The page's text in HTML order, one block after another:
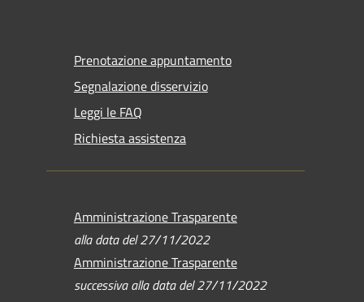
Prenotazione appuntamento
Segnalazione disservizio
Leggi le FAQ
Richiesta assistenza
Amministrazione Trasparente
alla data del 27/11/2022
Amministrazione Trasparente
successiva alla data del 27/11/2022